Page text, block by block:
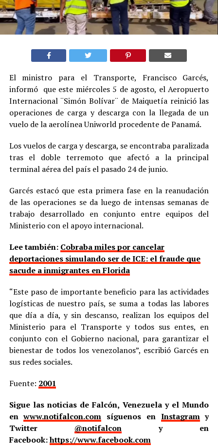
El ministro para el Transporte, Francisco Garcés,
informó que este miércoles 5 de agosto, el Aeropuerto
Internacional ¨Simón Bolívar¨ de Maiquetía reinició las
operaciones de carga y descarga con la llegada de un
vuelo de la aerolínea Uniworld procedente de Panamá.
Los vuelos de carga y descarga, se encontraba paralizada
tras el doble terremoto que afectó a la principal
terminal aérea del país el pasado 24 de junio.
Garcés estacó que esta primera fase en la reanudación
de las operaciones se da luego de intensas semanas de
trabajo desarrollado en conjunto entre equipos del
Ministerio con el apoyo internacional.
Lee también: Cobraba miles por cancelar
deportaciones simulando ser de ICE: el fraude que
sacude a inmigrantes en Florida
“Este paso de importante beneficio para las actividades
logísticas de nuestro país, se suma a todas las labores
que día a día, y sin descanso, realizan los equipos del
Ministerio para el Transporte y todos sus entes, en
conjunto con el Gobierno nacional, para garantizar el
bienestar de todos los venezolanos”, escribió Garcés en
sus redes sociales.
Fuente: 2001
Sigue las noticias de Falcón, Venezuela y el Mundo
enwww.notifalcon.com síguenos en Instagramy
Twitter @notifalcony en
Facebook:https://www.facebook.com